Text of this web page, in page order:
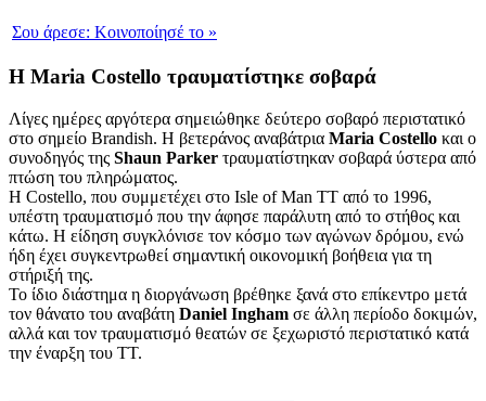
Σου άρεσε: Κοινοποίησέ το »
Η Maria Costello τραυματίστηκε σοβαρά
Λίγες ημέρες αργότερα σημειώθηκε δεύτερο σοβαρό περιστατικό
στο σημείο Brandish. Η βετεράνος αναβάτρια Maria Costello και ο
συνοδηγός της Shaun Parker τραυματίστηκαν σοβαρά ύστερα από
πτώση του πληρώματος.
Η Costello, που συμμετέχει στο Isle of Man TT από το 1996,
υπέστη τραυματισμό που την άφησε παράλυτη από το στήθος και
κάτω. Η είδηση συγκλόνισε τον κόσμο των αγώνων δρόμου, ενώ
ήδη έχει συγκεντρωθεί σημαντική οικονομική βοήθεια για τη
στήριξή της.
Το ίδιο διάστημα η διοργάνωση βρέθηκε ξανά στο επίκεντρο μετά
τον θάνατο του αναβάτη Daniel Ingham σε άλλη περίοδο δοκιμών,
αλλά και τον τραυματισμό θεατών σε ξεχωριστό περιστατικό κατά
την έναρξη του TT.